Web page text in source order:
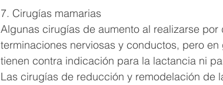
7. Cirugías mamarias
Algunas cirugías de aumento al realizarse
terminaciones nerviosas y conductos, pero
tienen contra indicación para la lactancia ni
Las cirugías de reducción y remodelación de